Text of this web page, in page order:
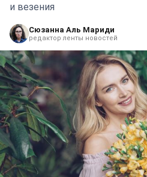
и везения
Сюзанна Аль Мариди
редактор ленты новостей